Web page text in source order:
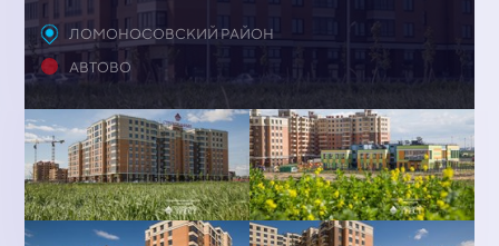
ЛОМОНОСОВСКИЙ РАЙОН
АВТОВО